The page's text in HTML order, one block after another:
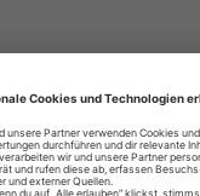
Einstellungen